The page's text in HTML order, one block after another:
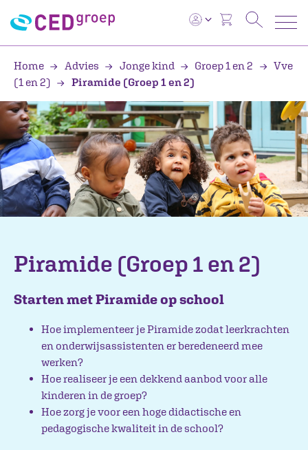
Home Advies Jonge kind Groep 1 en 2
Vve
(1 en 2)
Piramide (Groep 1 en 2)
Piramide (Groep 1 en 2)
Starten met Piramide op school
Hoe implementeer je Piramide zodat leerkrachten
en onderwijsassistenten er beredeneerd mee
werken?
Hoe realiseer je een dekkend aanbod voor alle
kinderen in de groep?
Hoe zorg je voor een hoge didactische en
pedagogische kwaliteit in de school?